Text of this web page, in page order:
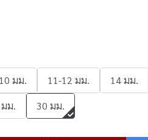
มม. 11-12 มม.
14 มม.
ม.
30 มม.